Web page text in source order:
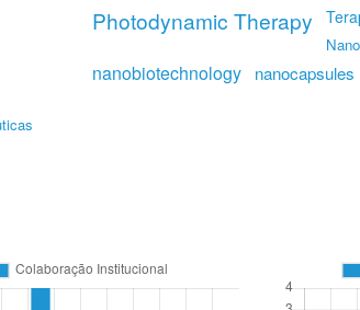
Photodynamic Therapy
nanobiotechnology nanocapsules